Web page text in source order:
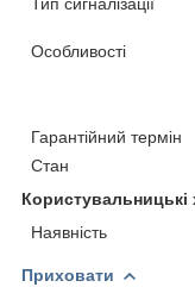
Особливості
Гарантійний термін
Стан
Користувальницькі
Наявність
Приховати